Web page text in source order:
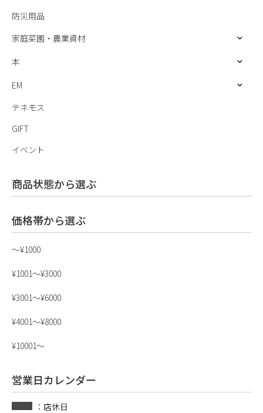
防災用品
家庭菜園・農業資材
本
EM
テネモス
GIFT
イベント
商品状態から選ぶ
価格帯から選ぶ
〜¥1000
¥1001〜¥3000
¥3001〜¥6000
¥4001〜¥8000
¥10001〜
営業日カレンダー
：店休日